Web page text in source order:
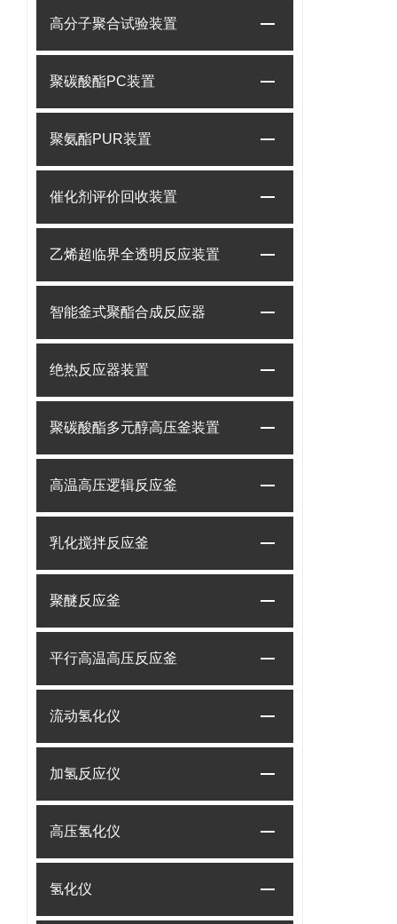
高分子聚合试验装置
聚碳酸酯PC装置
聚氨酯PUR装置
催化剂评价回收装置
乙烯超临界全透明反应装置
智能釜式聚酯合成反应器
绝热反应器装置
聚碳酸酯多元醇高压釜装置
高温高压逻辑反应釜
乳化搅拌反应釜
聚醚反应釜
平行高温高压反应釜
流动氢化仪
加氢反应仪
高压氢化仪
氢化仪